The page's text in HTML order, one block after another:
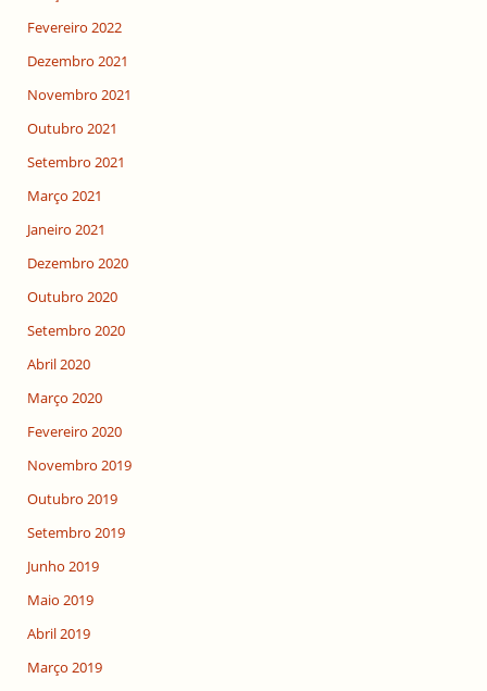
Fevereiro 2022
Dezembro 2021
Novembro 2021
Outubro 2021
Setembro 2021
Março 2021
Janeiro 2021
Dezembro 2020
Outubro 2020
Setembro 2020
Abril 2020
Março 2020
Fevereiro 2020
Novembro 2019
Outubro 2019
Setembro 2019
Junho 2019
Maio 2019
Abril 2019
Março 2019